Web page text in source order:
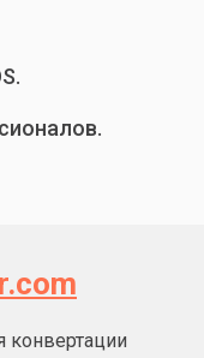
конвертации